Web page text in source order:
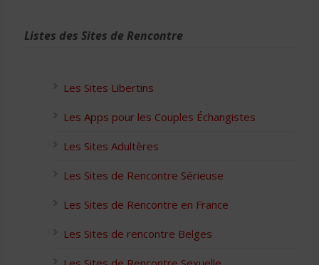
Listes des Sites de Rencontre
Les Sites Libertins
Les Apps pour les Couples Échangistes
Les Sites Adultères
Les Sites de Rencontre Sérieuse
Les Sites de Rencontre en France
Les Sites de rencontre Belges